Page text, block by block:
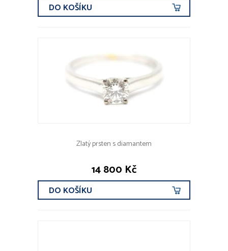
DO KOŠÍKU
Zlatý prsten s diamantem
14 800 Kč
DO KOŠÍKU